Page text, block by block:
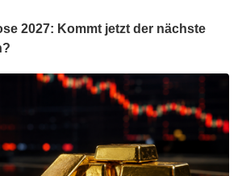
2027: Kommt jetzt der nächste